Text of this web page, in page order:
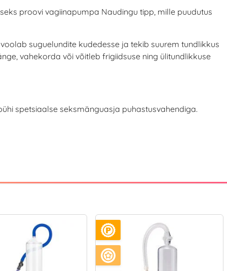
proovi vagiinapumpa Naudingu tipp, mille puudutus
suguelundite kudedesse ja tekib suurem tundlikkus
vahekorda või võitleb frigiidsuse ning ülitundlikkuse
spetsiaalse seksmänguasja puhastusvahendiga.